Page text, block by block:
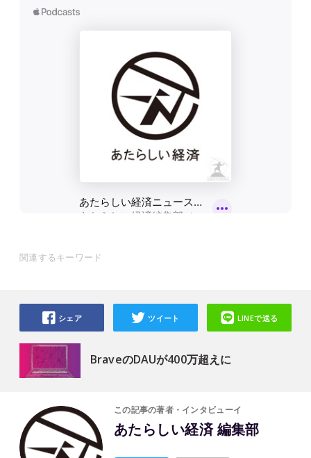
関連するキーワード
BraveのDAUが400万超えに
シェア ツイート LINEで送る
この記事の著者・インタビューイ
あたらしい経済 編集部